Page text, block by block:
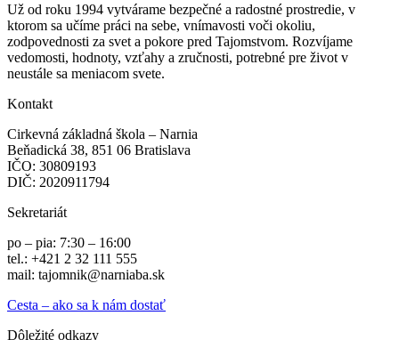
Už od roku 1994 vytvárame bezpečné a radostné prostredie, v
ktorom sa učíme práci na sebe, vnímavosti voči okoliu,
zodpovednosti za svet a pokore pred Tajomstvom. Rozvíjame
vedomosti, hodnoty, vzťahy a zručnosti, potrebné pre život v
neustále sa meniacom svete.
Kontakt
Cirkevná základná škola – Narnia
Beňadická 38, 851 06 Bratislava
IČO: 30809193
DIČ: 2020911794
Sekretariát
po – pia: 7:30 – 16:00
tel.: +421 2 32 111 555
mail: tajomnik@narniaba.sk
Cesta – ako sa k nám dostať
Dôležité odkazy